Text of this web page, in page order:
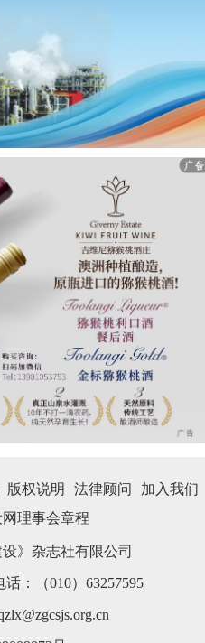
版权说明 法律顾问
加入我们
理事会章程
》杂志社有限公司
：（010）63257595